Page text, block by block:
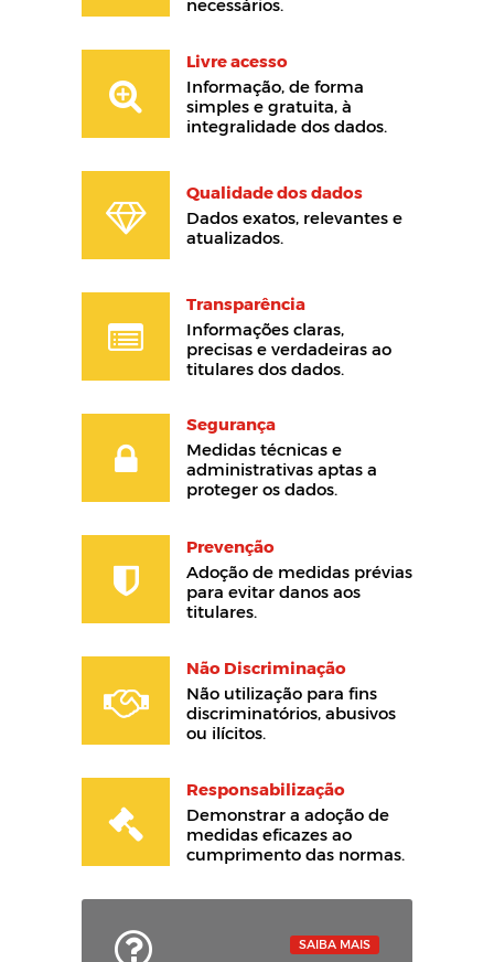
necessários.
Livre acesso
Informação, de forma
simples e gratuita, à
integralidade dos dados.
Qualidade dos dados
Dados exatos, relevantes e
atualizados.
Transparência
Informações claras,
precisas e verdadeiras ao
titulares dos dados.
Segurança
Medidas técnicas e
administrativas aptas a
proteger os dados.
Prevenção
Adoção de medidas prévias
para evitar danos aos
titulares.
Não Discriminação
Não utilização para fins
discriminatórios, abusivos
ou ilícitos.
Responsabilização
Demonstrar a adoção de
medidas eficazes ao
cumprimento das normas.
SAIBA MAIS